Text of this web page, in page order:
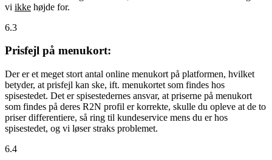
vi ikke højde for.
6.3
Prisfejl på menukort:
Der er et meget stort antal online menukort på platformen, hvilket
betyder, at prisfejl kan ske, ift. menukortet som findes hos
spisestedet. Det er spisestedernes ansvar, at priserne på menukort
som findes på deres R2N profil er korrekte, skulle du opleve at de to
priser differentiere, så ring til kundeservice mens du er hos
spisestedet, og vi løser straks problemet.
6.4